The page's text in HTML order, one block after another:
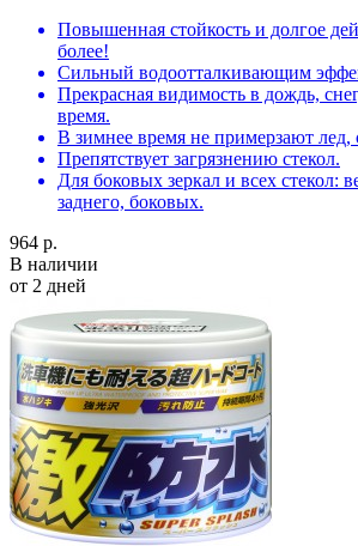
Повышенная стойкость и долгое
более!
Сильный водоотталкивающим
Прекрасная видимость в дождь,
время.
В зимнее время не примерзают лед,
Препятствует загрязнению стекол.
Для боковых зеркал и всех стекол:
заднего, боковых.
964 р.
В наличии
от 2 дней